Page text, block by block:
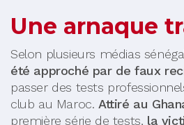
Une arnaque
Selon plusieurs médias
été approché par de faux
passer des tests
club au Maroc. Attiré au
première série de tests, la